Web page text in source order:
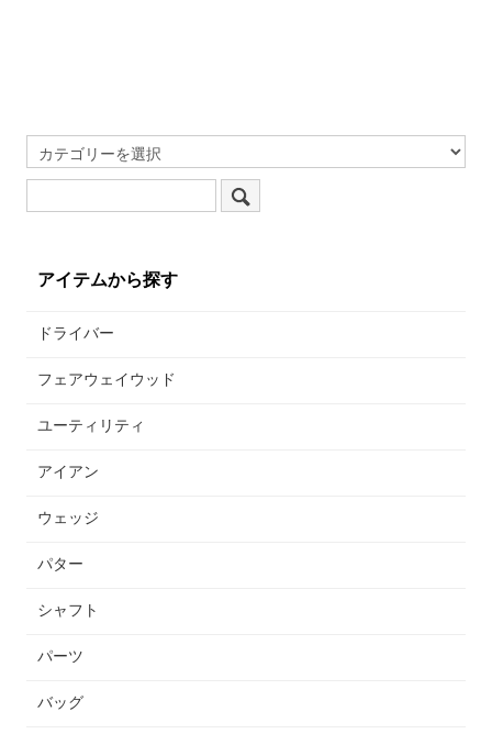
アイテムから探す
ドライバー
フェアウェイウッド
ユーティリティ
アイアン
ウェッジ
パター
シャフト
パーツ
バッグ